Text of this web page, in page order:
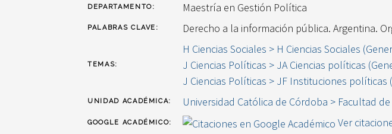
DEPARTAMENTO: Maestría en Gestión Política
PALABRAS CLAVE: Derecho a la información pública. Argentina.
TEMAS:
H Ciencias Sociales > H Ciencias Sociales
J Ciencias Políticas > JA Ciencias políticas
J Ciencias Políticas > JF Instituciones políticas
UNIDAD ACADÉMICA: Universidad Católica de Córdoba > Facultad
GOOGLE ACADÉMICO: Ver